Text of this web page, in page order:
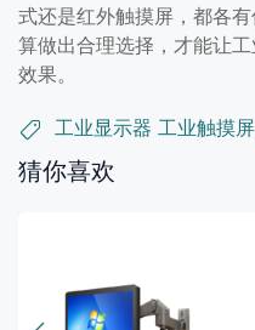
式还是红外触摸屏，都各
算做出合理选择，才能让
效果。
工业显示器 工业触摸屏
猜你喜欢